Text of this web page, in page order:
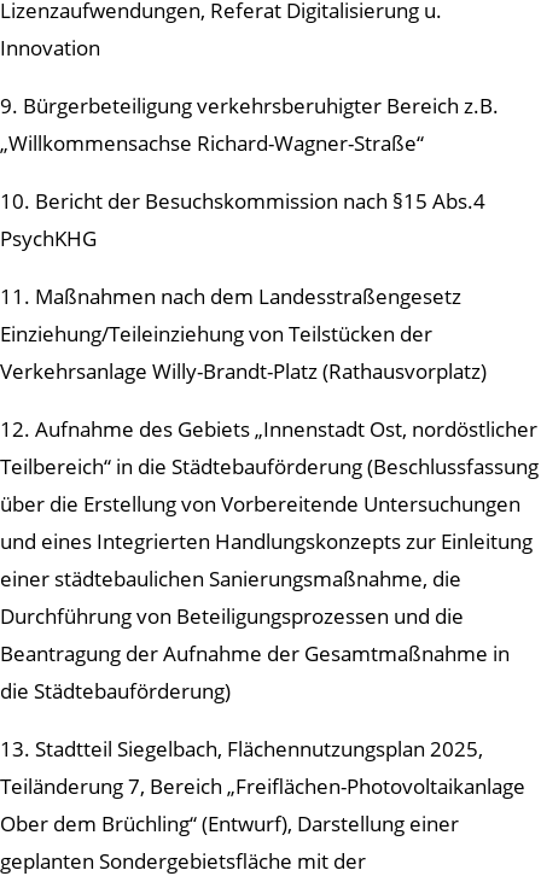
Lizenzaufwendungen, Referat Digitalisierung u.
Innovation
9. Bürgerbeteiligung verkehrsberuhigter Bereich z.B.
„Willkommensachse Richard-Wagner-Straße“
10. Bericht der Besuchskommission nach §15 Abs.4
PsychKHG
11. Maßnahmen nach dem Landesstraßengesetz
Einziehung/Teileinziehung von Teilstücken der
Verkehrsanlage Willy-Brandt-Platz (Rathausvorplatz)
12. Aufnahme des Gebiets „Innenstadt Ost, nordöstlicher
Teilbereich“ in die Städtebauförderung (Beschlussfassung
über die Erstellung von Vorbereitende Untersuchungen
und eines Integrierten Handlungskonzepts zur Einleitung
einer städtebaulichen Sanierungsmaßnahme, die
Durchführung von Beteiligungsprozessen und die
Beantragung der Aufnahme der Gesamtmaßnahme in
die Städtebauförderung)
13. Stadtteil Siegelbach, Flächennutzungsplan 2025,
Teiländerung 7, Bereich „Freiflächen-Photovoltaikanlage
Ober dem Brüchling“ (Entwurf), Darstellung einer
geplanten Sondergebietsfläche mit der